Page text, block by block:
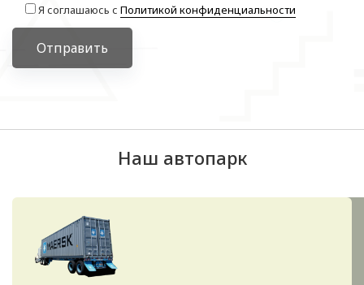
Я соглашаюсь с Политикой конфиденциальности
Отправить
Наш автопарк